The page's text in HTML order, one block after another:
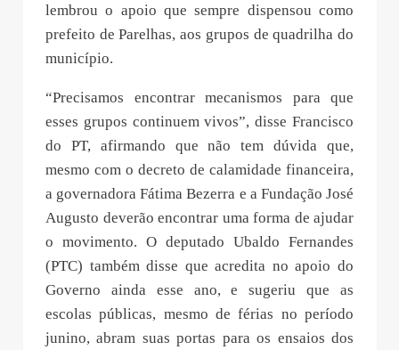
lembrou o apoio que sempre dispensou como
prefeito de Parelhas, aos grupos de quadrilha do
município.
“Precisamos encontrar mecanismos para que
esses grupos continuem vivos”, disse Francisco
do PT, afirmando que não tem dúvida que,
mesmo com o decreto de calamidade financeira,
a governadora Fátima Bezerra e a Fundação José
Augusto deverão encontrar uma forma de ajudar
o movimento. O deputado Ubaldo Fernandes
(PTC) também disse que acredita no apoio do
Governo ainda esse ano, e sugeriu que as
escolas públicas, mesmo de férias no período
junino, abram suas portas para os ensaios dos